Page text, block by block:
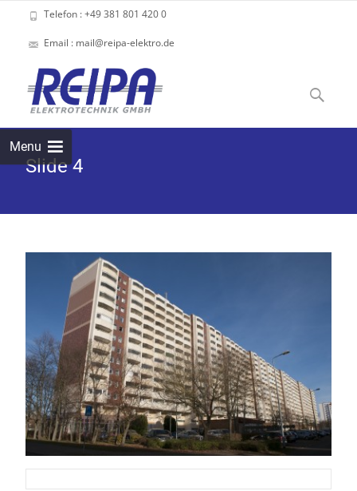
Telefon : +49 381 801 420 0
Email : mail@reipa-elektro.de
Menu
to
content
Suchen
nach:
Slide 4